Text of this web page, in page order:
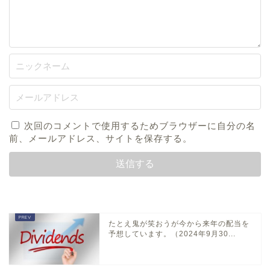
次回のコメントで使用するためブラウザーに自分の名
前、メールアドレス、サイトを保存する。
たとえ鬼が笑おうが今から来年の配当を
予想しています。（2024年9月30...